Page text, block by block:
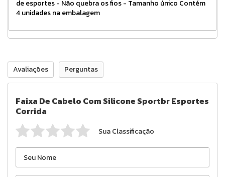
de esportes - Não quebra os fios - Tamanho único Contém
4 unidades na embalagem
Avaliações Perguntas
Faixa De Cabelo Com Silicone Sportbr Esportes
Corrida
Sua Classificação